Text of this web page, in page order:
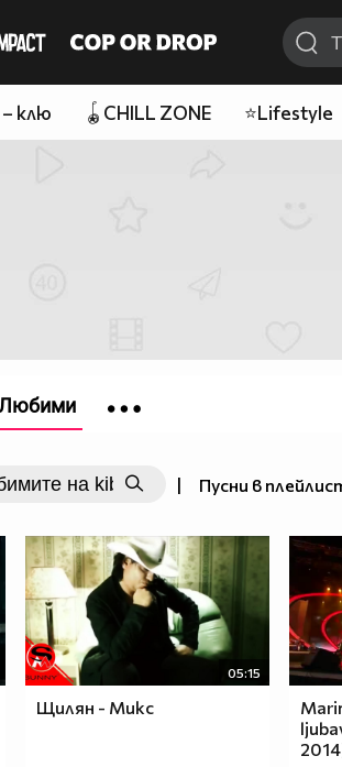
клю 🪀CHILL ZONE ⭐Lifestyle
| Пусни в
05:15
Щилян - Микс